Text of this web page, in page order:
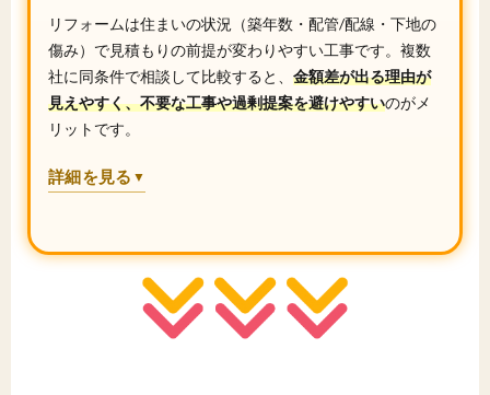
リフォームは住まいの状況（築年数・配管/配線・下地の
傷み）で見積もりの前提が変わりやすい工事です。複数
社に同条件で相談して比較すると、 金額差が出る理由が
見えやすく、不要な工事や過剰提案を避けやすいのがメ
リットです。
詳細を見る ▼